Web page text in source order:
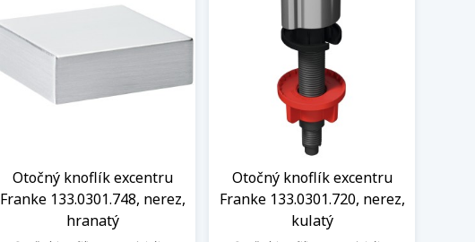
Otočný knoflík excentru
Franke 133.0301.748, nerez,
hranatý
Otočný knoflík excentru
Franke 133.0301.720, nerez,
kulatý